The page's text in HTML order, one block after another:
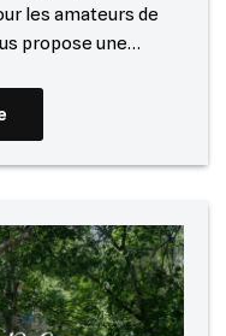
les amateurs de
propose une…